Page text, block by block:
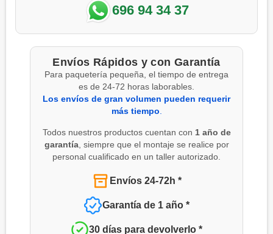
696 94 34 37
Envíos Rápidos y con Garantía
Para paquetería pequeña, el tiempo de entrega
es de 24-72 horas laborables.
Los envíos de gran volumen pueden requerir
más tiempo
Todos nuestros productos cuentan con 1 año de
garantía, siempre que el montaje se realice por
personal cualificado en un taller autorizado.
Envíos 24-72h *
Garantía de 1 año *
30 días para devolverlo *